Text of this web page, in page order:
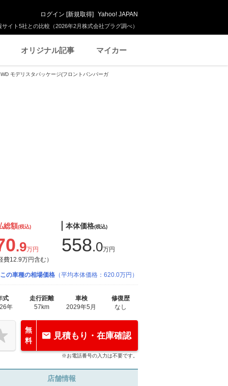
イト5社との比較（2026年2月株式会社プラグ調べ）
ログイン [新規取得] Yahoo! JAPAN
オリジナル記事 マイカー
モデリスタパッケージ(フロントバンパーガ
総額(税込)
.9万円
費12.9万円含む）
本体価格(税込)
558.0万円
この車種の相場価格 （平均本体価格：620.0万円）
式
年
走行距離
57km
車検
2029年5月
修復歴
なし
無
料
見積もり・在庫確認
※お電話番号の入力は不要です。
店舗情報